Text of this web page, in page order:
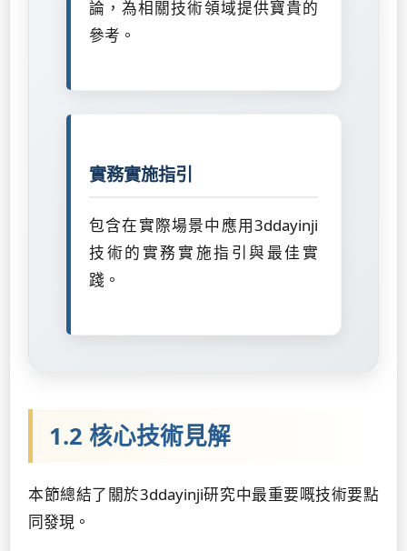
論，為相關技術領域提供寶貴的
參考。
實務實施指引
包含在實際場景中應用3ddayinji
技術的實務實施指引與最佳實
踐。
1.2 核心技術見解
本節總結了關於3ddayinji研究中最重要嘅技術要點
同發現。